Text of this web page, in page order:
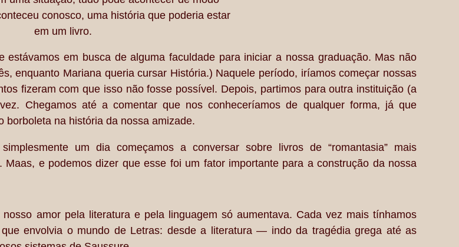
conosco, uma história que poderia estar
em um livro.
em busca de alguma faculdade para iniciar a nossa graduação. Mas não
enquanto Mariana queria cursar História.) Naquele período, iríamos começar nossas
fizeram com que isso não fosse possível. Depois, partimos para outra instituição (a
Chegamos até a comentar que nos conheceríamos de qualquer forma, já que
na história da nossa amizade.
um dia começamos a conversar sobre livros de “romantasia” mais
e podemos dizer que esse foi um fator importante para a construção da nossa
amor pela literatura e pela linguagem só aumentava. Cada vez mais tínhamos
envolvia o mundo de Letras: desde a literatura — indo da tragédia grega até as